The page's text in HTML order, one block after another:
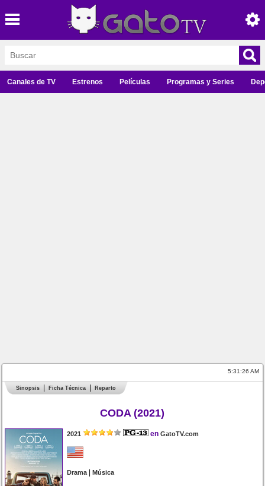
Canales de TV Estrenos Películas Programas y Series
5:31:26 AM
Sinopsis Ficha Técnica Reparto
CODA (2021)
2021 en GatoTV.com
Drama|Música